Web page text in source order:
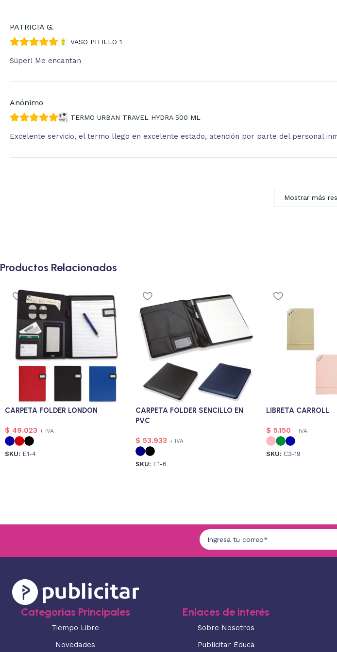
PATRICIA G.
VASO PITILLO 1
Súper! Me encantan
Anónimo
TERMO URBAN TRAVEL HYDRA 500 ML
Excelente servicio, el termo llego en excelente estado, atención por parte del personal
Mostrar más
Productos Relacionados
CARPETA FOLDER LONDON
$ 49.023 + IVA
SKU: E1-4
CARPETA FOLDER SENCILLO EN
PVC
$ 53.933 + IVA
SKU: E1-6
LIBRETA CARROLL
$ 5.150 + IVA
SKU: C3-19
Categorias Principales
Tiempo Libre
Novedades
Enlaces de interés
Sobre Nosotros
Publicitar Educa